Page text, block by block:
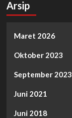
Arsip
Maret 2026
Oktober 2023
September 2023
Juni 2021
Juni 2018